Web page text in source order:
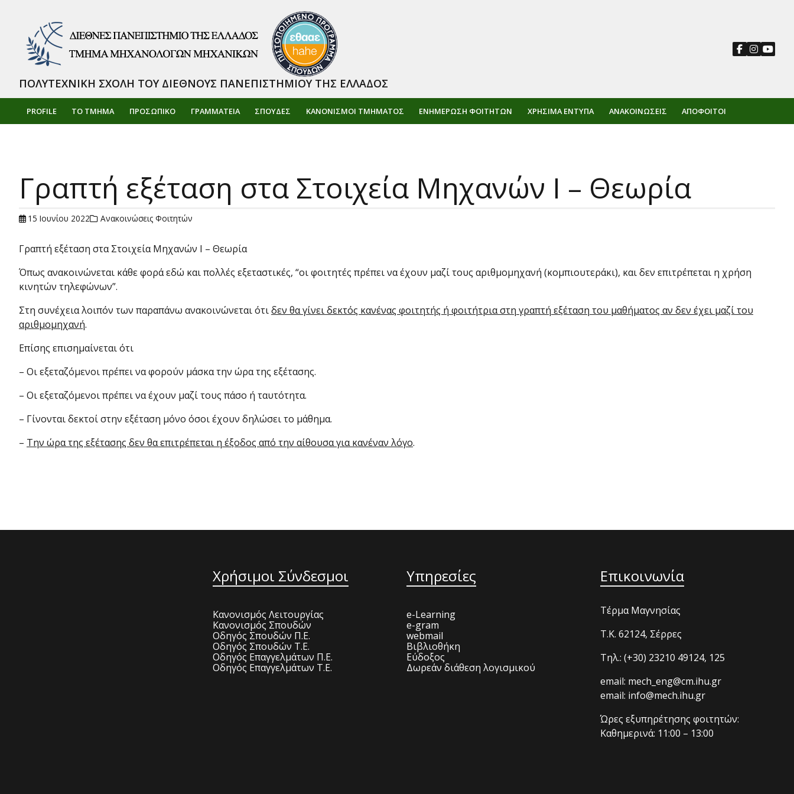
PROFILE ΤΟ ΤΜΗΜΑ ΠΡΟΣΩΠΙΚΌ ΓΡΑΜΜΑΤΕΙΑ ΣΠΟΥΔΕΣ ΚΑΝΟΝΙΣΜΟΙ ΤΜΗΜΑΤΟΣ ΕΝΗΜΈΡΩΣΗ ΦΟΙΤΗΤΏΝ ΧΡΉΣΙΜΑ ΈΝΤΥΠΑ ΑΝΑΚΟΙΝΏΣΕΙΣ ΑΠΌΦΟΙΤΟΙ
ΠΟΛΥΤΕΧΝΙΚΗ ΣΧΟΛΗ ΤΟΥ ΔΙΕΘΝΟΥΣ ΠΑΝΕΠΙΣΤΗΜΙΟΥ ΤΗΣ ΕΛΛΑΔΟΣ
Γραπτή εξέταση στα Στοιχεία Μηχανών Ι – Θεωρία
15 Ιουνίου 2022 Ανακοινώσεις Φοιτητών
Γραπτή εξέταση στα Στοιχεία Μηχανών Ι – Θεωρία
Όπως ανακοινώνεται κάθε φορά εδώ και πολλές εξεταστικές, “οι φοιτητές πρέπει να έχουν μαζί τους αριθμομηχανή (κομπιουτεράκι), και δεν επιτρέπεται η χρήση
κινητών τηλεφώνων”.
Στη συνέχεια λοιπόν των παραπάνω ανακοινώνεται ότιδεν θα γίνει δεκτός κανένας φοιτητής ή φοιτήτρια στη γραπτή εξέταση του μαθήματος αν δεν έχει μαζί του
αριθμομηχανή.
Επίσης επισημαίνεται ότι
– Οι εξεταζόμενοι πρέπει να φορούν μάσκα την ώρα της εξέτασης.
– Οι εξεταζόμενοι πρέπει να έχουν μαζί τους πάσο ή ταυτότητα.
– Γίνονται δεκτοί στην εξέταση μόνο όσοι έχουν δηλώσει το μάθημα.
– Την ώρα της εξέτασης δεν θα επιτρέπεται η έξοδος από την αίθουσα για κανέναν λόγο.
Χρήσιμοι Σύνδεσμοι
Κανονισμός Λειτουργίας
Κανονισμός Σπουδών
Οδηγός Σπουδών Π.Ε.
Οδηγός Σπουδών Τ.Ε.
Οδηγός Επαγγελμάτων Π.Ε.
Οδηγός Επαγγελμάτων Τ.Ε.
Υπηρεσίες
e-Learning
e-gram
webmail
Βιβλιοθήκη
Εύδοξος
Δωρεάν διάθεση λογισμικού
Επικοινωνία
Τέρμα Μαγνησίας
T.K. 62124, Σέρρες
Τηλ.: (+30) 23210 49124, 125
email: mech_eng@cm.ihu.gr
email: info@mech.ihu.gr
Ώρες εξυπηρέτησης φοιτητών:
Καθημερινά: 11:00 – 13:00